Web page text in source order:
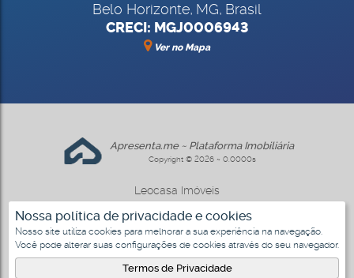
Nossa política de privacidade e cookies
Nosso site utiliza cookies para melhorar a sua experiência na navegação.
Você pode alterar suas configurações de cookies através do seu navegador.
Termos de Privacidade
Belo Horizonte, MG, Brasil
CRECI: MGJ0006943
Ver no Mapa
Apresenta.me ~ Plataforma Imobiliária
Copyright © 2026 ~ 0.0000s
Leocasa Imóveis